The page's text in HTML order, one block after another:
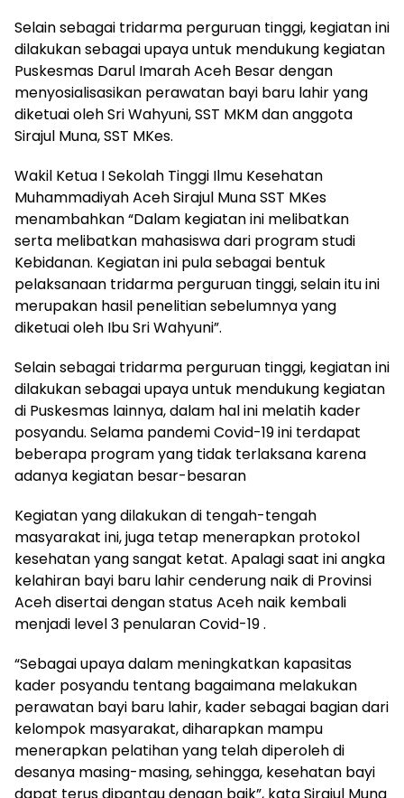
Selain sebagai tridarma perguruan tinggi, kegiatan ini
dilakukan sebagai upaya untuk mendukung kegiatan
Puskesmas Darul Imarah Aceh Besar dengan
menyosialisasikan perawatan bayi baru lahir yang
diketuai oleh Sri Wahyuni, SST MKM dan anggota
Sirajul Muna, SST MKes.
Wakil Ketua I Sekolah Tinggi Ilmu Kesehatan
Muhammadiyah Aceh Sirajul Muna SST MKes
menambahkan “Dalam kegiatan ini melibatkan
serta melibatkan mahasiswa dari program studi
Kebidanan. Kegiatan ini pula sebagai bentuk
pelaksanaan tridarma perguruan tinggi, selain itu ini
merupakan hasil penelitian sebelumnya yang
diketuai oleh Ibu Sri Wahyuni”.
Selain sebagai tridarma perguruan tinggi, kegiatan ini
dilakukan sebagai upaya untuk mendukung kegiatan
di Puskesmas lainnya, dalam hal ini melatih kader
posyandu. Selama pandemi Covid-19 ini terdapat
beberapa program yang tidak terlaksana karena
adanya kegiatan besar-besaran
Kegiatan yang dilakukan di tengah-tengah
masyarakat ini, juga tetap menerapkan protokol
kesehatan yang sangat ketat. Apalagi saat ini angka
kelahiran bayi baru lahir cenderung naik di Provinsi
Aceh disertai dengan status Aceh naik kembali
menjadi level 3 penularan Covid-19 .
“Sebagai upaya dalam meningkatkan kapasitas
kader posyandu tentang bagaimana melakukan
perawatan bayi baru lahir, kader sebagai bagian dari
kelompok masyarakat, diharapkan mampu
menerapkan pelatihan yang telah diperoleh di
desanya masing-masing, sehingga, kesehatan bayi